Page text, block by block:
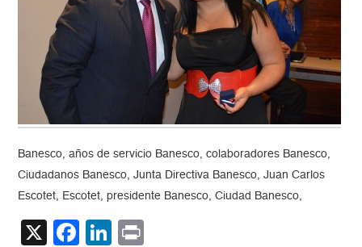
Banesco, años de servicio Banesco, colaboradores Banesco,
Ciudadanos Banesco, Junta Directiva Banesco, Juan Carlos
Escotet, Escotet, presidente Banesco, Ciudad Banesco,
X Facebook
LinkedIn